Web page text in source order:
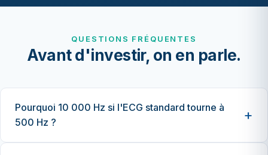
QUESTIONS FRÉQUENTES
Avant d'investir, on en parle.
Pourquoi 10 000 Hz si l'ECG standard tourne à
500 Hz ?